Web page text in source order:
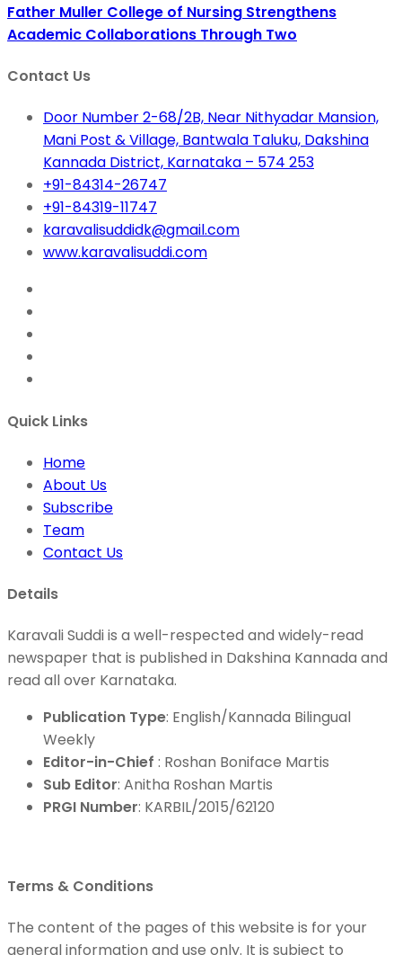
Father Muller College of Nursing Strengthens
Academic Collaborations Through Two
Contact Us
Door Number 2-68/2B, Near Nithyadar Mansion,
Mani Post & Village, Bantwala Taluku, Dakshina
Kannada District, Karnataka – 574 253
+91-84314-26747
+91-84319-11747
karavalisuddidk@gmail.com
www.karavalisuddi.com
Quick Links
Home
About Us
Subscribe
Team
Contact Us
Details
Karavali Suddi is a well-respected and widely-read
newspaper that is published in Dakshina Kannada and
read all over Karnataka.
Publication Type: English/Kannada Bilingual
Weekly
Editor-in-Chief : Roshan Boniface Martis
Sub Editor: Anitha Roshan Martis
PRGI Number: KARBIL/2015/62120
Terms & Conditions
The content of the pages of this website is for your
general information and use only. It is subject to